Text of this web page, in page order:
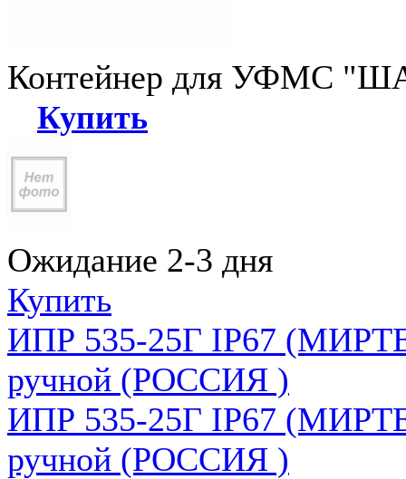
Контейнер для УФМС
Купить
Ожидание 2-3 дня
Купить
ИПР 535-25Г IP67
ручной (РОССИЯ )
ИПР 535-25Г IP67
ручной (РОССИЯ )